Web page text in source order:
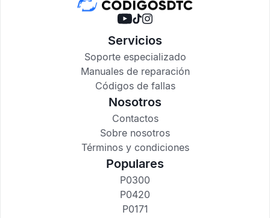
Servicios
Soporte especializado
Manuales de reparación
Códigos de fallas
Nosotros
Contactos
Sobre nosotros
Términos y condiciones
Populares
P0300
P0420
P0171